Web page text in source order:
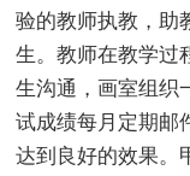
验的教师执教，助
生。教师在教学过
生沟通，画室组织
试成绩每月定期邮
达到良好的效果。